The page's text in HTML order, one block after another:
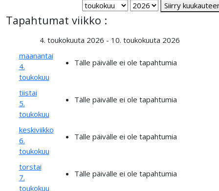
Siirry
Tapahtumat viikko :
4. toukokuuta 2026 - 10. toukokuuta 2026
maanantai
4.
toukokuu
Tälle päivälle ei ole tapahtumia
tiistai
5.
toukokuu
Tälle päivälle ei ole tapahtumia
keskiviikko
6.
toukokuu
Tälle päivälle ei ole tapahtumia
torstai
7.
toukokuu
Tälle päivälle ei ole tapahtumia